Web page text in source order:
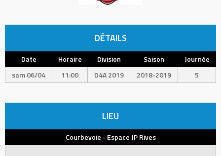
DÉTAILS
Date Horaire Division Saison
Journée
sam 06/04
11:00 D4A 2019 2018-2019 5
LIEU
Courbevoie - Espace JP Rives